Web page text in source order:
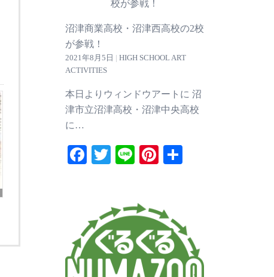
沼津商業高校・沼津西高校の2校
が参戦！
2021年8月5日
HIGH SCHOOL ART
ACTIVITIES
本日よりウィンドウアートに 沼
津市立沼津高校・沼津中央高校
に…
Facebook
TwitterLinePinterest